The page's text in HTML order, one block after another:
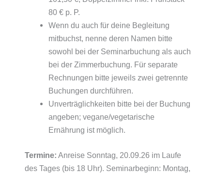
80 € p. P.
Wenn du auch für deine Begleitung
mitbuchst, nenne deren Namen bitte
sowohl bei der Seminarbuchung als auch
bei der Zimmerbuchung. Für separate
Rechnungen bitte jeweils zwei getrennte
Buchungen durchführen.
Unverträglichkeiten bitte bei der Buchung
angeben; vegane/vegetarische
Ernährung ist möglich.
Termine: Anreise Sonntag, 20.09.26 im Laufe
des Tages (bis 18 Uhr). Seminarbeginn: Montag,